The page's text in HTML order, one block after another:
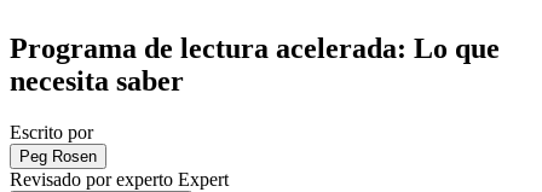
Programa de lectura acelerada: Lo que
necesita saber
Escrito por
Peg Rosen
Revisado por experto Expert